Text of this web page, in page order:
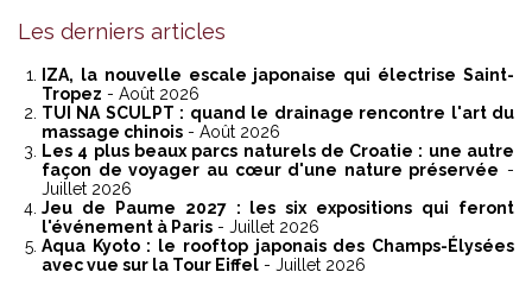
Les derniers articles
IZA, la nouvelle escale japonaise qui électrise Saint-
Tropez - Août 2026
TUI NA SCULPT : quand le drainage rencontre l'art du
massage chinois - Août 2026
Les 4 plus beaux parcs naturels de Croatie : une autre
façon de voyager au cœur d'une nature préservée -
Juillet 2026
Jeu de Paume 2027 : les six expositions qui feront
l'événement à Paris - Juillet 2026
Aqua Kyoto : le rooftop japonais des Champs-Élysées
avec vue sur la Tour Eiffel - Juillet 2026